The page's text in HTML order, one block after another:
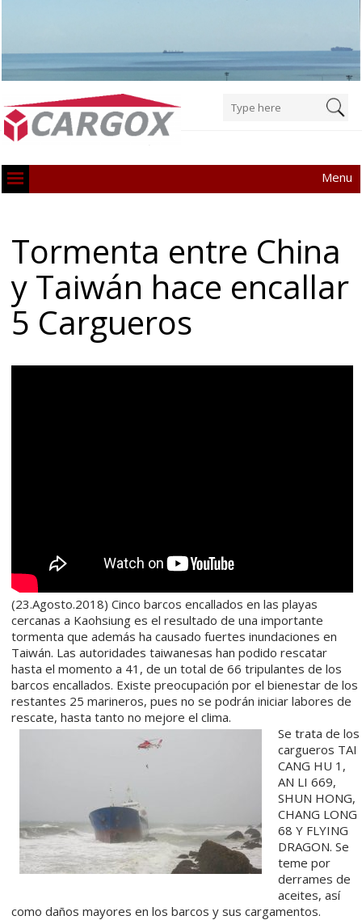
Menu
Tormenta entre China
y Taiwán hace encallar
5 Cargueros
(23.Agosto.2018) Cinco barcos encallados en las playas
cercanas a Kaohsiung es el resultado de una importante
tormenta que además ha causado fuertes inundaciones en
Taiwán. Las autoridades taiwanesas han podido rescatar
hasta el momento a 41, de un total de 66 tripulantes de los
barcos encallados. Existe preocupación por el bienestar de los
restantes 25 marineros, pues no se podrán iniciar labores de
rescate, hasta tanto no mejore el clima.
Se trata de los
cargueros TAI
CANG HU 1,
AN LI 669,
SHUN HONG,
CHANG LONG
68 Y FLYING
DRAGON. Se
teme por
derrames de
aceites, así
como daños mayores en los barcos y sus cargamentos.